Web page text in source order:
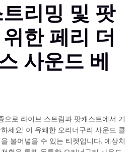
리밍 및 팟
한 페리 더
사운드 베
으로 라이브 스트림과 팟캐스트에서 기
세요! 이 유쾌한 오리너구리 사운드 클
불어넣을 수 있는 티켓입니다. 예상치